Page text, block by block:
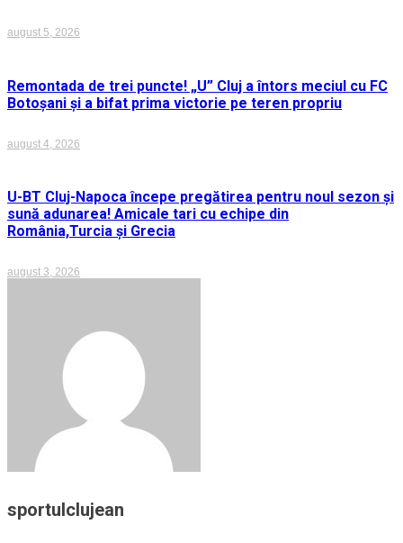
august 5, 2026
Remontada de trei puncte! „U” Cluj a întors meciul cu FC
Botoșani și a bifat prima victorie pe teren propriu
august 4, 2026
U-BT Cluj-Napoca începe pregătirea pentru noul sezon și
sună adunarea! Amicale tari cu echipe din
România,Turcia și Grecia
august 3, 2026
sportulclujean